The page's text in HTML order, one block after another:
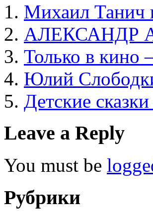
Михаил Танич
АЛЕКСАНДР
Только в кино
Юлий
Детские
Leave a Reply
You must be
Рубрики